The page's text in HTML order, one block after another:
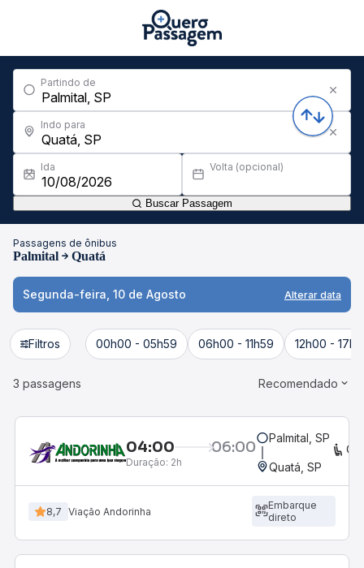
Partindo de
Indo para
Ida Volta (opcional)
Buscar Passagem
Passagens de ônibus
Palmital Quatá
Segunda-feira, 10 de Agosto Alterar data
Filtros 00h00 - 05h59 06h00 - 11h59 12h00 -
3 passagens Recomendado
04:00 06:00
Duração: 2h
Palmital, SP
Quatá, SP
8,7 Viação Andorinha
Embarque
direto